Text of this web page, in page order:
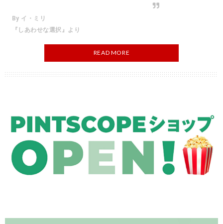
By イ・ミリ
『しあわせな選択』より
READ MORE